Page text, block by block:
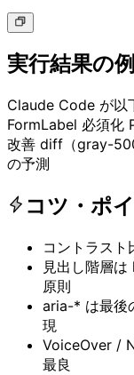
実行結果の例
Claude Code が以
FormLabel 必須化
改善 diff（gray-
の予測
コツ・ポ
コントラスト
見出し階層
原則
aria-* は最後
現
VoiceOver /
最良